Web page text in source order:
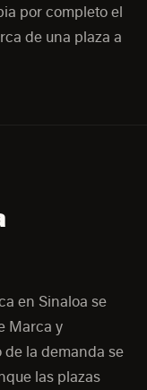
por completo el
de una plaza a
en Sinaloa se
Marca y
de la demanda se
las plazas